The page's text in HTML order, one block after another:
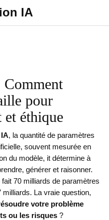
IA
pour
et éthique
, la quantité de paramètres
souvent mesurée en
du modèle, it détermine à
générer et raisonner.
fait 70 milliards de paramètres
milliards. La vraie question,
votre problème
ou les risques ?